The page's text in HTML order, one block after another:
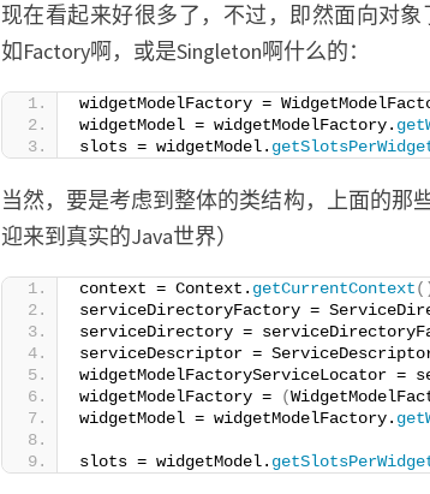
现在看起来好很多了，不过，即然面向对
如Factory啊，或是Singleton啊什么的：
widgetModelFactory =
widgetModel = widgetModelFactory.
slots = widgetModel.
当然，要是考虑到整体的类结构，上面的那
迎来到真实的Java世界）
context = Context. getCurrentContext
serviceDirectoryFactory =
serviceDirectory =
serviceDescriptor =
widgetModelFactoryServiceLocator =
widgetModelFactory =
(
widgetModel = widgetModelFactory.
slots = widgetModel.